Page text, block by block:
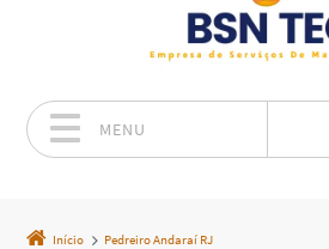
MENU
Início Pedreiro Andaraí RJ